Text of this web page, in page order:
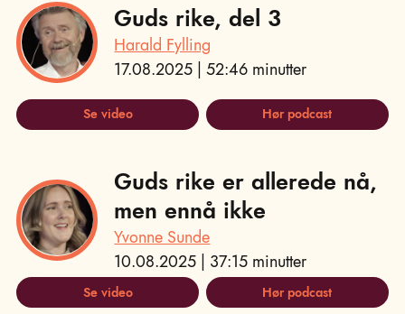
Guds rike, del 3
Harald Fylling
17.08.2025 | 52:46 minutter
Se video Hør podcast
Guds rike er allerede nå,
men ennå ikke
Yvonne Sunde
10.08.2025 | 37:15 minutter
Se video Hør podcast